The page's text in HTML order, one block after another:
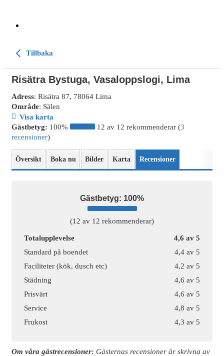
Tillbaka
Risätra Bystuga, Vasaloppslogi, Lima
Adress: Risätra 87, 78064 Lima
Område: Sälen
Visa karta
Gästbetyg: 100% 12 av 12 rekommenderar (3
recensioner)
Översikt Boka nu Bilder Karta Recensioner
Gästbetyg: 100%
(12 av 12 rekommenderar)
Totalupplevelse
4,6 av 5
Standard på boendet
4,4 av 5
Faciliteter (kök, dusch etc)
4,2 av 5
Städning
4,6 av 5
Prisvärt
4,6 av 5
Service
4,8 av 5
Frukost
4,3 av 5
Om våra gästrecensioner: Gästernas recensioner är skrivna av